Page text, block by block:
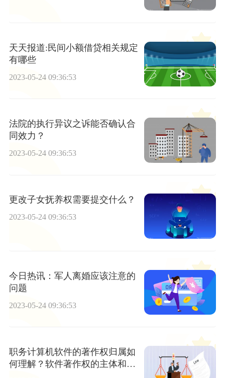
天天报道:民间小额借贷相关规定
有哪些
2023-05-24 09:36:53
法院的执行异议之诉能否确认合
同效力？
2023-05-24 09:36:53
更改子女抚养权需要提交什么？
2023-05-24 09:36:53
今日热讯：军人离婚应该注意的
问题
2023-05-24 09:36:53
职务计算机软件的著作权归属如
何理解？软件著作权的主体和客